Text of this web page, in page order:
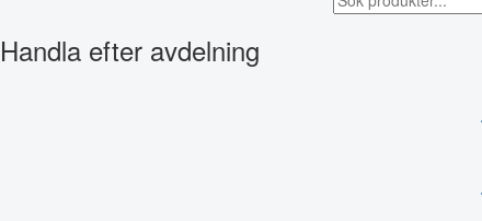
Handla efter avdelning